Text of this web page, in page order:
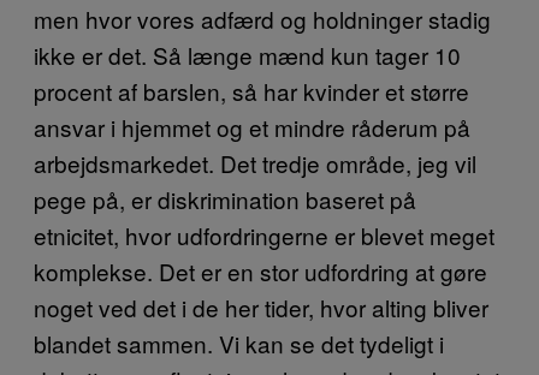
men hvor vores adfærd og holdninger stadig
ikke er det. Så længe mænd kun tager 10
procent af barslen, så har kvinder et større
ansvar i hjemmet og et mindre råderum på
arbejdsmarkedet. Det tredje område, jeg vil
pege på, er diskrimination baseret på
etnicitet, hvor udfordringerne er blevet meget
komplekse. Det er en stor udfordring at gøre
noget ved det i de her tider, hvor alting bliver
blandet sammen. Vi kan se det tydeligt i